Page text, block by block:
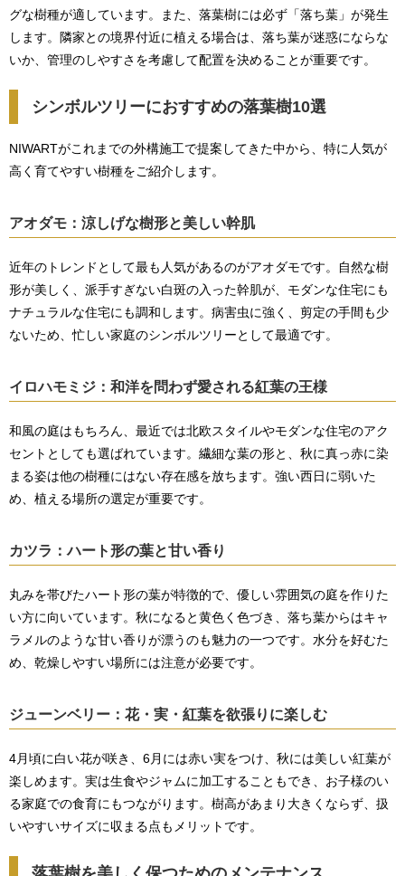
グな樹種が適しています。また、落葉樹には必ず「落ち葉」が発生
します。隣家との境界付近に植える場合は、落ち葉が迷惑にならな
いか、管理のしやすさを考慮して配置を決めることが重要です。
シンボルツリーにおすすめの落葉樹10選
NIWARTがこれまでの外構施工で提案してきた中から、特に人気が
高く育てやすい樹種をご紹介します。
アオダモ：涼しげな樹形と美しい幹肌
近年のトレンドとして最も人気があるのがアオダモです。自然な樹
形が美しく、派手すぎない白斑の入った幹肌が、モダンな住宅にも
ナチュラルな住宅にも調和します。病害虫に強く、剪定の手間も少
ないため、忙しい家庭のシンボルツリーとして最適です。
イロハモミジ：和洋を問わず愛される紅葉の王様
和風の庭はもちろん、最近では北欧スタイルやモダンな住宅のアク
セントとしても選ばれています。繊細な葉の形と、秋に真っ赤に染
まる姿は他の樹種にはない存在感を放ちます。強い西日に弱いた
め、植える場所の選定が重要です。
カツラ：ハート形の葉と甘い香り
丸みを帯びたハート形の葉が特徴的で、優しい雰囲気の庭を作りた
い方に向いています。秋になると黄色く色づき、落ち葉からはキャ
ラメルのような甘い香りが漂うのも魅力の一つです。水分を好むた
め、乾燥しやすい場所には注意が必要です。
ジューンベリー：花・実・紅葉を欲張りに楽しむ
4月頃に白い花が咲き、6月には赤い実をつけ、秋には美しい紅葉が
楽しめます。実は生食やジャムに加工することもでき、お子様のい
る家庭での食育にもつながります。樹高があまり大きくならず、扱
いやすいサイズに収まる点もメリットです。